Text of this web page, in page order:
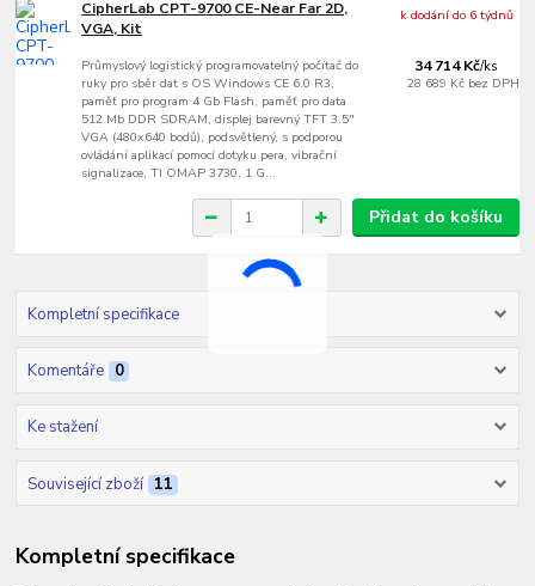
CipherLab CPT-9700 CE-Near Far 2D,
VGA, Kit
Průmyslový logistický programovatelný počítač do
ruky pro sběr dat s OS Windows CE 6.0 R3,
paměť pro program 4 Gb Flash, paměť pro data
512 Mb DDR SDRAM, displej barevný TFT 3.5"
VGA (480x640 bodů), podsvětlený, s podporou
ovládání aplikací pomocí dotyku pera, vibrační
signalizace, TI OMAP 3730, 1 G...
34 714 Kč/ks
28 689 Kč bez DPH
k dodání do 6 týdnů
Přidat do košíku
Kompletní specifikace
Komentáře 0
Ke stažení
Související zboží 11
Kompletní specifikace